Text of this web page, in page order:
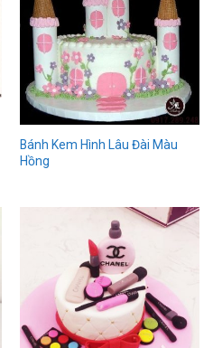
Bánh Kem Hình Lâu Đài Màu
Hồng